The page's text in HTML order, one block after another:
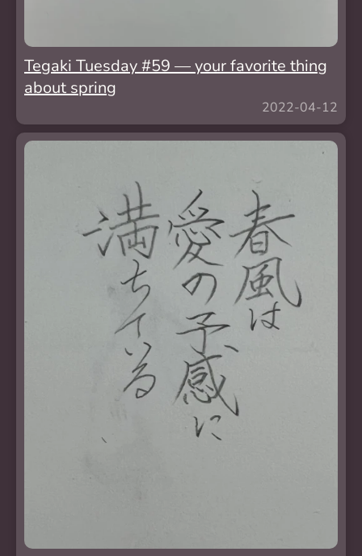
Tegaki Tuesday #59 — your favorite thing
about spring
2022-04-12